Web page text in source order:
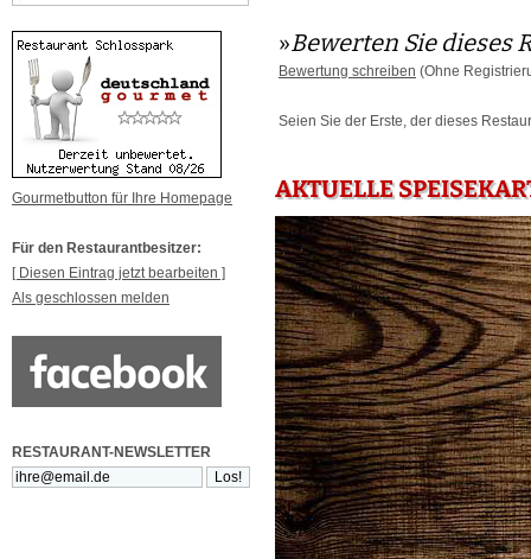
Gourmetbutton für Ihre Homepage
Für den Restaurantbesitzer:
[ Diesen Eintrag jetzt bearbeiten ]
Als geschlossen melden
RESTAURANT-NEWSLETTER
»Bewerten Sie dieses
Bewertung schreiben (Ohne
Seien Sie der Erste, der dieses
AKTUELLE